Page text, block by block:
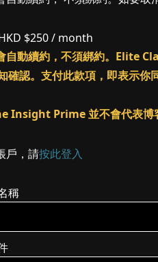
$250 / month
自動續約，不須綁約。Elite
確認。支付此款項，即表示
Insight Prime 並不會代表博
戶，請按此登入
稱